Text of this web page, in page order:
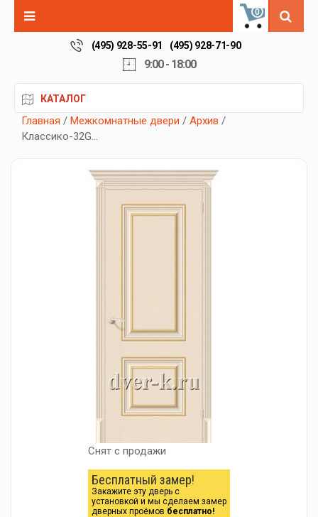
0
(495) 928-55-91 (495) 928-71-90
9:00 - 18:00
КАТАЛОГ
Главная / Межкомнатные двери / Архив /
Классико-32G...
Снят с продажи
Бесплатный замер!
Закажите эту дверь с
установкой и мы сделаем замер
дверных проёмов бесплатно!